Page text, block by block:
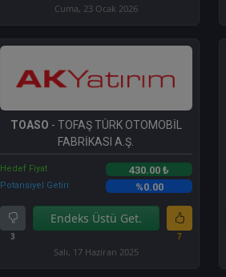
Cuma, 23 Ocak 2026
TOASO - TOFAŞ TÜRK OTOMOBİL
FABRİKASI A.Ş.
Hedef Fiyat 430.00 ₺
Potansiyel Getiri %0.00
3
Endeks Üstü Get.
7
Salı, 17 Haziran 2025